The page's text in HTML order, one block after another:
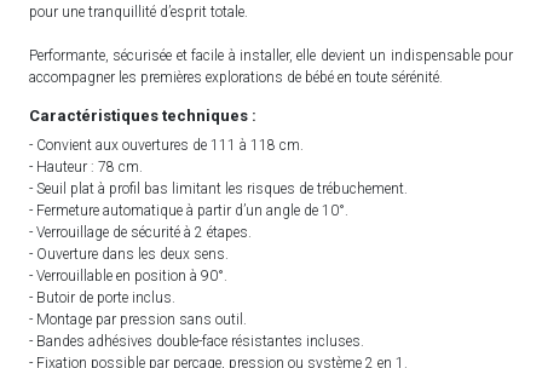
pour une tranquillité d’esprit totale.
Performante, sécurisée et facile à installer, elle devient un indispensable pour
accompagner les premières explorations de bébé en toute sérénité.
Caractéristiques techniques :
- Convient aux ouvertures de 111 à 118 cm.
- Hauteur : 78 cm.
- Seuil plat à profil bas limitant les risques de trébuchement.
- Fermeture automatique à partir d’un angle de 10°.
- Verrouillage de sécurité à 2 étapes.
- Ouverture dans les deux sens.
- Verrouillable en position à 90°.
- Butoir de porte inclus.
- Montage par pression sans outil.
- Bandes adhésives double-face résistantes incluses.
- Fixation possible par perçage, pression ou système 2 en 1.